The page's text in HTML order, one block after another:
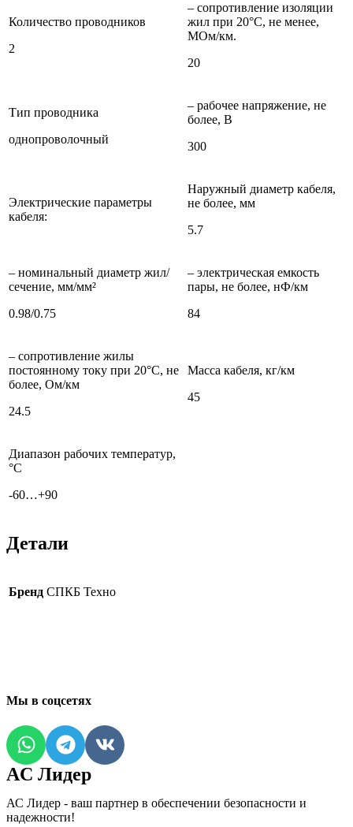
Количество проводников
2
– сопротивление изоляции
жил при 20°C, не менее,
МОм/км.
20
Тип проводника
однопроволочный
– рабочее напряжение, не
более, В
300
Электрические параметры
кабеля:
Наружный диаметр кабеля,
не более, мм
5.7
– номинальный диаметр жил/
сечение, мм/мм²
0.98/0.75
– электрическая емкость
пары, не более, нФ/км
84
– сопротивление жилы
постоянному току при 20°C, не
более, Ом/км
24.5
Масса кабеля, кг/км
45
Диапазон рабочих температур,
°С
-60…+90
Детали
Бренд СПКБ Техно
Мы в соцсетях
AC Лидер
АС Лидер - ваш партнер в обеспечении безопасности и
надежности!